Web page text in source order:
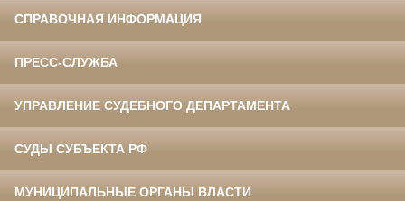
СПРАВОЧНАЯ ИНФОРМАЦИЯ
ПРЕСС-СЛУЖБА
УПРАВЛЕНИЕ СУДЕБНОГО ДЕПАРТАМЕНТА
СУДЫ СУБЪЕКТА РФ
МУНИЦИПАЛЬНЫЕ ОРГАНЫ ВЛАСТИ